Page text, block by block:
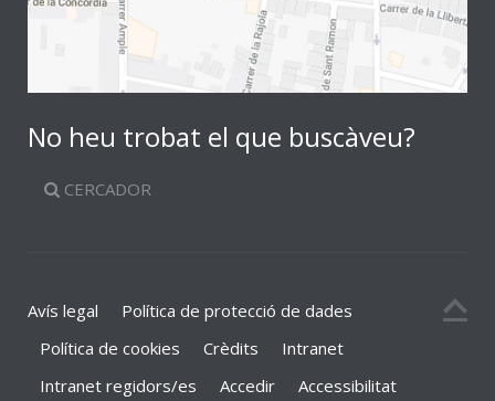
No heu trobat el que buscàveu?
CERCADOR
Avís legal
Política de protecció de dades
Política de cookies
Crèdits
Intranet
Intranet regidors/es
Accedir
Accessibilitat